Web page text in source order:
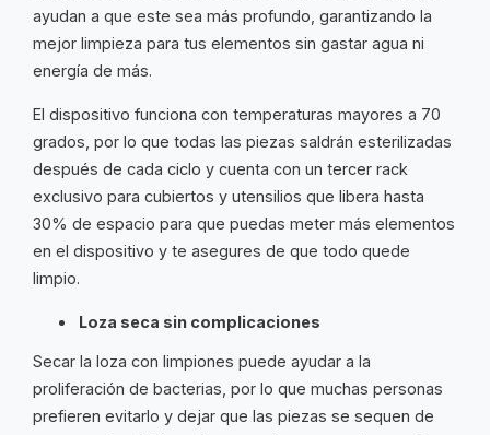
ayudan a que este sea más profundo, garantizando la
mejor limpieza para tus elementos sin gastar agua ni
energía de más.
El dispositivo funciona con temperaturas mayores a 70
grados, por lo que todas las piezas saldrán esterilizadas
después de cada ciclo y cuenta con un tercer rack
exclusivo para cubiertos y utensilios que libera hasta
30% de espacio para que puedas meter más elementos
en el dispositivo y te asegures de que todo quede
limpio.
Loza seca sin complicaciones
Secar la loza con limpiones puede ayudar a la
proliferación de bacterias, por lo que muchas personas
prefieren evitarlo y dejar que las piezas se sequen de